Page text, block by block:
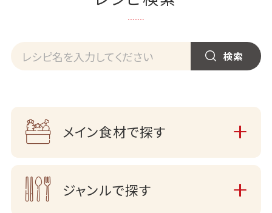
メイン食材で探す
ジャンルで探す